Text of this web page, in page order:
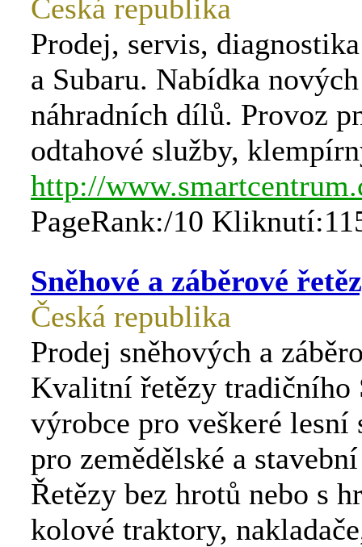
Česká republika
Prodej, servis,
a Subaru. Nabídka
náhradních dílů. Provoz
odtahové služby,
http://
PageRank:/10
Sněhové a záběrové
Česká republika
Prodej sněhových a
Kvalitní řetězy tradičního
výrobce pro veškeré lesní
pro zemědělské a
Řetězy bez hrotů nebo s
kolové traktory,